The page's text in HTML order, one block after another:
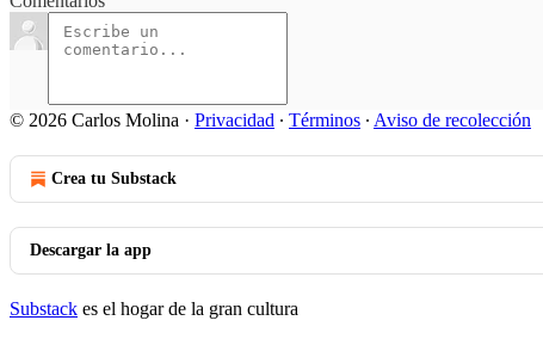
© 2026 Carlos Molina · Privacidad ∙ Términos ∙ Aviso de recolección
Crea tu Substack
Descargar la app
Substack es el hogar de la gran cultura